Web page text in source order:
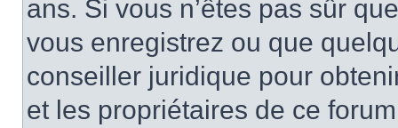
ans. Si vous n’êtes pas sûr
vous enregistrez ou que
conseiller juridique pour
et les propriétaires de ce